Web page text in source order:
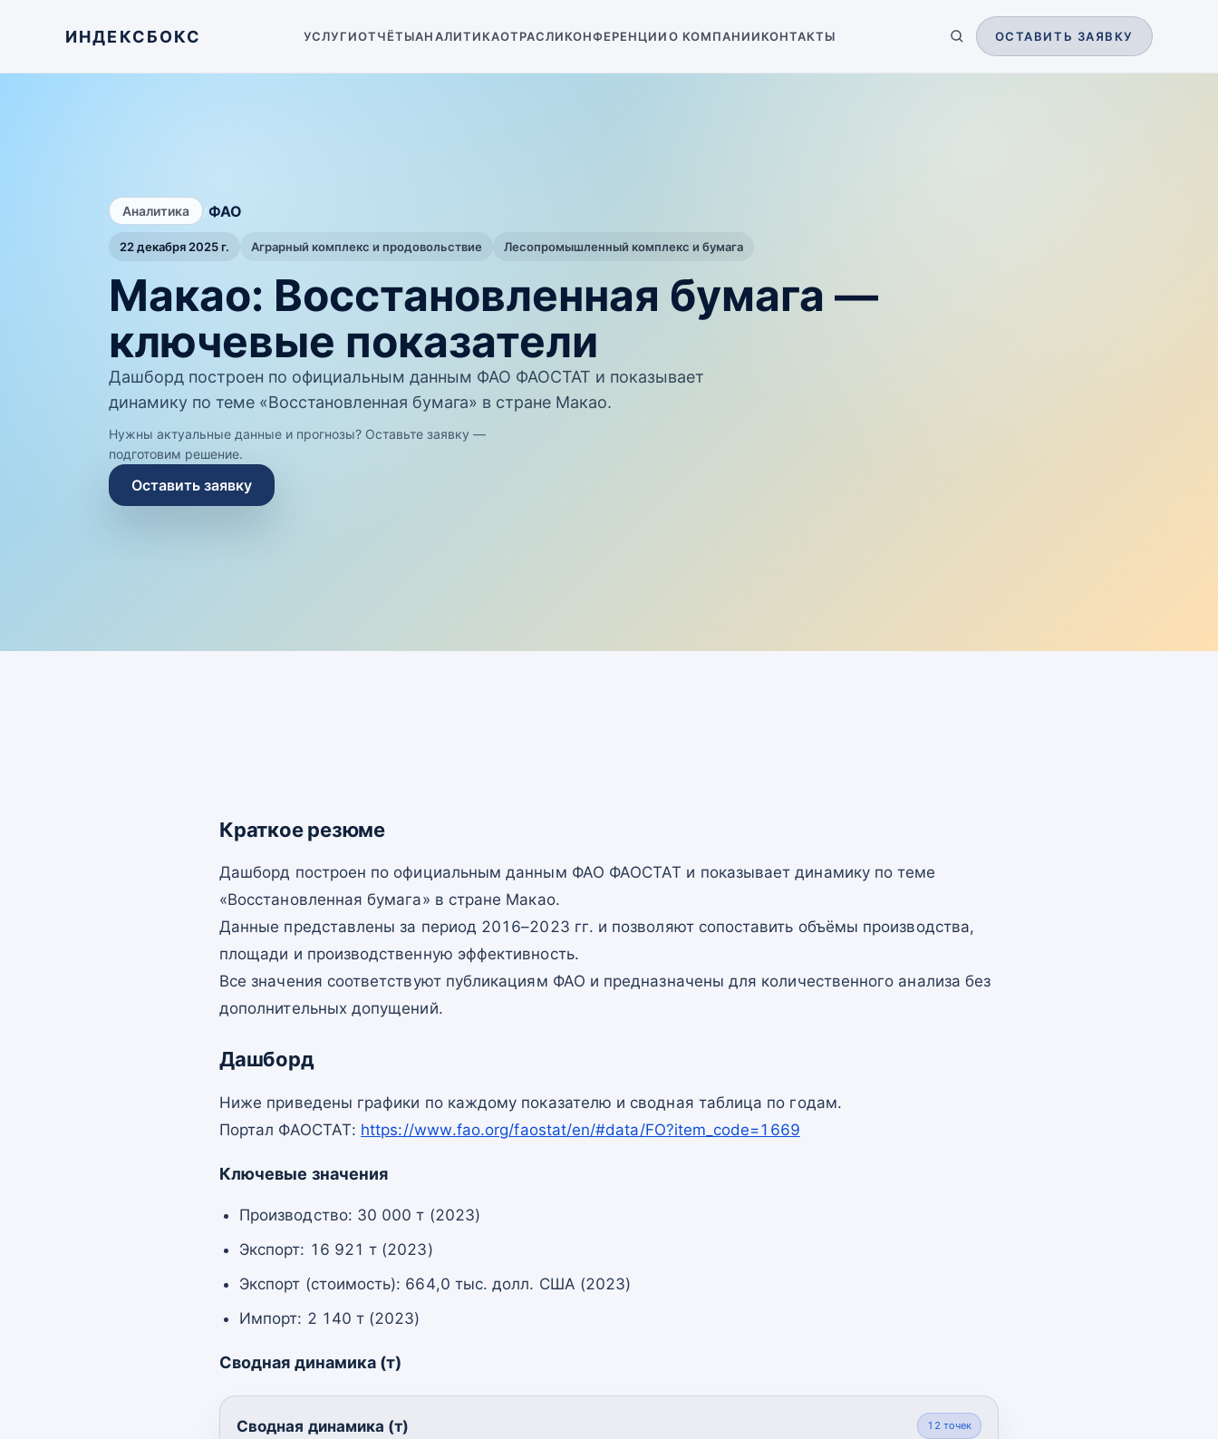
ИНДЕКСБОКС УСЛУГИОТЧЁТЫАНАЛИТИКАОТРАСЛИКОНФЕРЕНЦИИО КОМПАНИИКОНТАКТЫ ОСТАВИТЬ ЗАЯВКУ
Аналитика /ФАО
22 декабря 2025 г. Аграрный комплекс и продовольствие Лесопромышленный комплекс и бумага
Макао: Восстановленная бумага —
ключевые показатели
Дашборд построен по официальным данным ФАО ФАОСТАТ и показывает
динамику по теме «Восстановленная бумага» в стране Макао.
Нужны актуальные данные и прогнозы? Оставьте заявку —
подготовим решение.
Оставить заявку
Краткое резюме
Дашборд построен по официальным данным ФАО ФАОСТАТ и показывает динамику по теме
«Восстановленная бумага» в стране Макао.
Данные представлены за период 2016–2023 гг. и позволяют сопоставить объёмы производства,
площади и производственную эффективность.
Все значения соответствуют публикациям ФАО и предназначены для количественного анализа без
дополнительных допущений.
Дашборд
Ниже приведены графики по каждому показателю и сводная таблица по годам.
Портал ФАОСТАТ: https://www.fao.org/faostat/en/#data/FO?item_code=1669
Ключевые значения
Производство: 30 000 т (2023)
Экспорт: 16 921 т (2023)
Экспорт (стоимость): 664,0 тыс. долл. США (2023)
Импорт: 2 140 т (2023)
Сводная динамика (т)
Сводная динамика (т) 12 точек